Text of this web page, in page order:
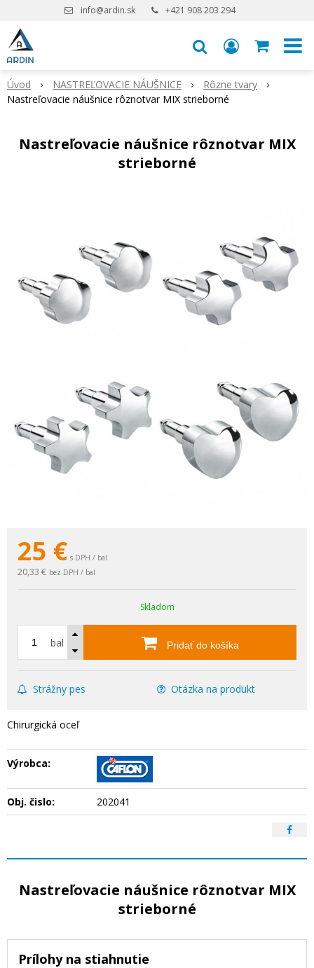
info@ardin.sk +421 908 203 294
Úvod NASTREĽOVACIE NÁUŠNICE
Rôzne tvary
Nastreľovacie náušnice rôznotvar MIX strieborné
Nastreľovacie náušnice rôznotvar MIX
strieborné
25 € s DPH / bal
20,33 € bez DPH / bal
Skladom
bal Pridať do košíka
Strážny pes Otázka na produkt
Chirurgická oceľ
Výrobca:
Obj. čislo: 202041
Nastreľovacie náušnice rôznotvar MIX
strieborné
Prílohy na stiahnutie